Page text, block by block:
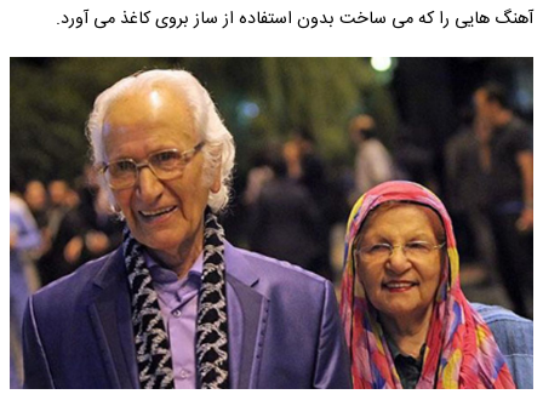
آهنگ هایی را که می ساخت بدون استفاده از ساز بروی کاغذ می آورد.